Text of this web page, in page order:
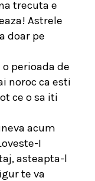
trecuta e
Astrele
doar pe
perioada de
noroc ca esti
ce o sa iti
acum
I
asteapta-l
te va